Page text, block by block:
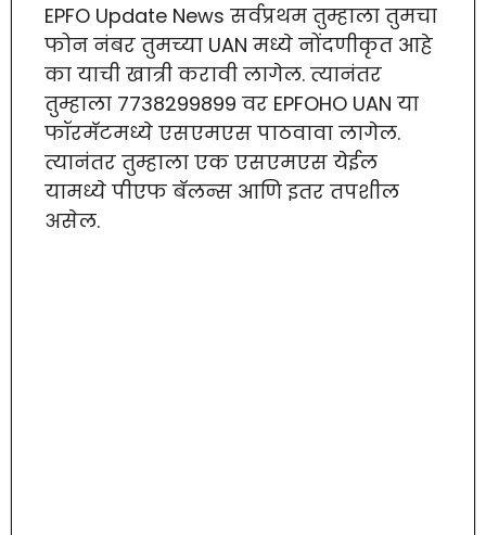
EPFO Update News सर्वप्रथम तुम्हाला तुमचा
फोन नंबर तुमच्या UAN मध्ये नोंदणीकृत आहे
का याची खात्री करावी लागेल. त्यानंतर
तुम्हाला 7738299899 वर EPFOHO UAN या
फॉरमॅटमध्ये एसएमएस पाठवावा लागेल.
त्यानंतर तुम्हाला एक एसएमएस येईल
यामध्ये पीएफ बॅलन्स आणि इतर तपशील
असेल.